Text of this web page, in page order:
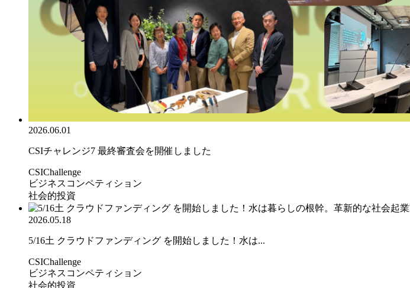
2026.06.01
CSIチャレンジ7 最終審査会を開催しました
CSIChallenge
ビジネスコンペティション
社会的投資
2026.05.18
5/16土 クラウドファンディング を開始しました！水は...
CSIChallenge
ビジネスコンペティション
社会的投資